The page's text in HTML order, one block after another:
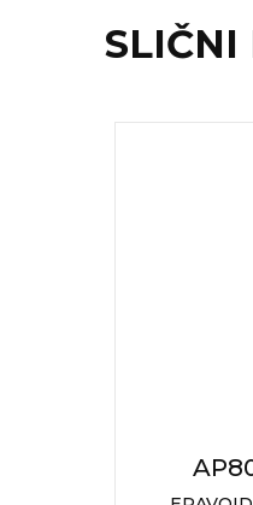
NARUKVICE ZA
DOGAĐAJE
PRIVESCI & ALATI
SLIČNI